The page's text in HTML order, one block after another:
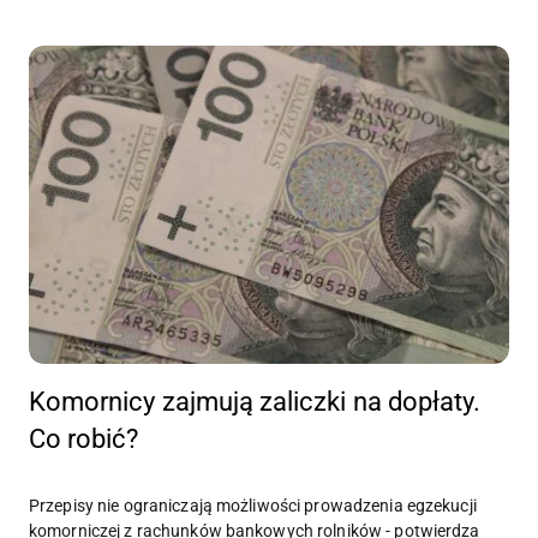
Komornicy zajmują zaliczki na dopłaty.
Co robić?
Przepisy nie ograniczają możliwości prowadzenia egzekucji
komorniczej z rachunków bankowych rolników - potwierdza